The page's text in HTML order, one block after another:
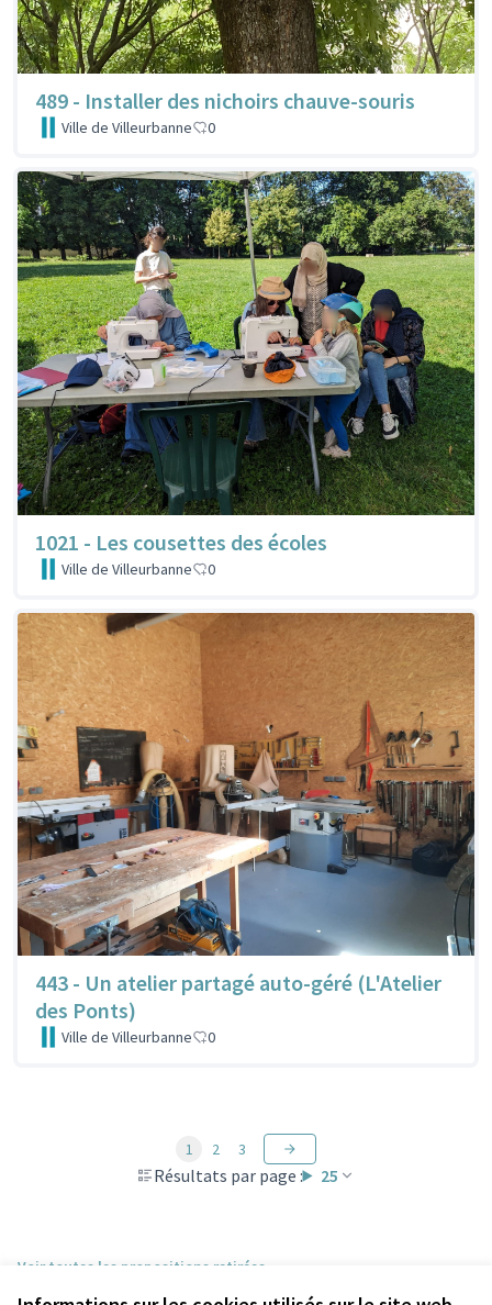
489 - Installer des nichoirs chauve-souris
Ville de Villeurbanne 0
1021 - Les cousettes des écoles
Ville de Villeurbanne 0
443 - Un atelier partagé auto-géré (L'Atelier
des Ponts)
Ville de Villeurbanne 0
Résultats par page : 25
1 2 3
Voir toutes les propositions retirées